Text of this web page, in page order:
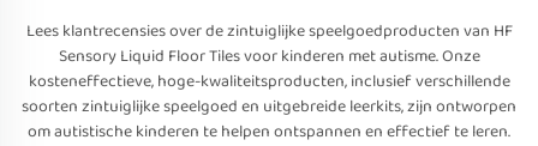
Lees klantrecensies over de zintuiglijke speelgoedproducten van HF
Sensory Liquid Floor Tiles voor kinderen met autisme. Onze
kosteneffectieve, hoge-kwaliteitsproducten, inclusief verschillende
soorten zintuiglijke speelgoed en uitgebreide leerkits, zijn ontworpen
om autistische kinderen te helpen ontspannen en effectief te leren.